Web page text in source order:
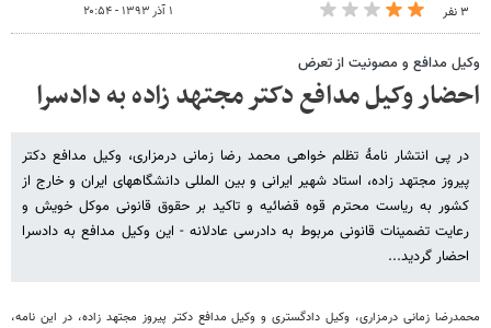
۳ نفر ۱ آذر ۱۳۹۳ - ۲۰:۵۴
وکیل مدافع و مصونیت از تعرض
احضار وکیل مدافع دکتر مجتهد زاده به دادسرا
در پی انتشار نامۀ تظلم خواهی محمد رضا زمانی درمزاری، وکیل مدافع دکتر
پیروز مجتهد زاده، استاد شهیر ایرانی و بین المللی دانشگاههای ایران و خارج از
کشور به ریاست محترم قوه قضائیه و تاکید بر حقوق قانونی موکل خویش و
رعایت تضمینات قانونی مربوط به دادرسی عادلانه - این وکیل مدافع به دادسرا
احضار گردید...
محمدرضا زمانی درمزاری، وکیل دادگستری و وکیل مدافع دکتر پیروز مجتهد زاده، در این نامه،